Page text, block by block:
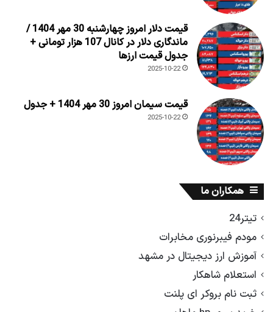
قیمت دلار امروز چهارشنبه 30 مهر 1404 /
ماندگاری دلار در کانال 107 هزار تومانی +
جدول قیمت ارزها
2025-10-22
قیمت سیمان امروز 30 مهر 1404 + جدول
2025-10-22
همکاران ما
تیتر24
مودم فیبرنوری مخابرات
آموزش ارز دیجیتال در مشهد
استعلام شاهکار
ثبت نام بروکر ای پلنت